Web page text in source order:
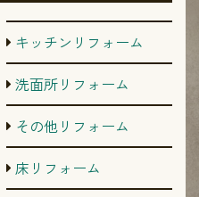
キッチンリフォーム
洗面所リフォーム
その他リフォーム
床リフォーム